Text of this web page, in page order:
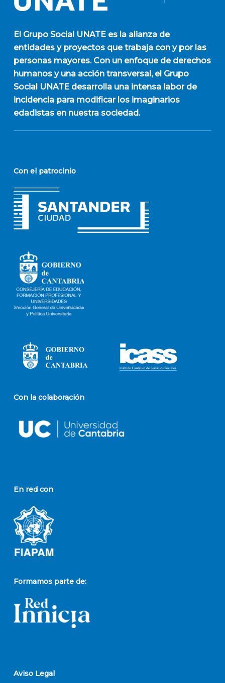
El Grupo Social UNATEes la alianza de
entidades y proyectos que trabaja con y por las
personas mayores. Con un enfoque de derechos
humanos y una acción transversal, el Grupo
Social UNATE desarrolla una intensa labor de
incidencia para modificar los imaginarios
edadistas en nuestra sociedad.
Con el patrocinio
Con la colaboración
En red con
Formamos parte de:
Aviso Legal